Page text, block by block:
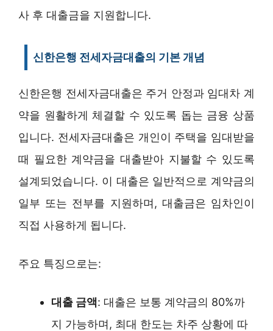
사 후 대출금을 지원합니다.
신한은행 전세자금대출의 기본 개념
신한은행 전세자금대출은 주거 안정과 임대차 계
약을 원활하게 체결할 수 있도록 돕는 금융 상품
입니다. 전세자금대출은 개인이 주택을 임대받을
때 필요한 계약금을 대출받아 지불할 수 있도록
설계되었습니다. 이 대출은 일반적으로 계약금의
일부 또는 전부를 지원하며, 대출금은 임차인이
직접 사용하게 됩니다.
주요 특징으로는:
대출 금액: 대출은 보통 계약금의 80%까
지 가능하며, 최대 한도는 차주 상황에 따